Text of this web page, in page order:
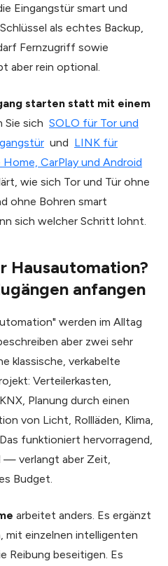
Eingangstür smart und
als echtes Backup,
Fernzugriff sowie
aber rein optional.
starten statt mit einem
Sie sich SOLO für Tor und
und LINK für
CarPlay und Android
wie sich Tor und Tür ohne
ohne Bohren smart
sich welcher Schritt lohnt.
Hausautomation?
anfangen
werden im Alltag
aber zwei sehr
klassische, verkabelte
Verteilerkasten,
Planung durch einen
von Licht, Rollläden, Klima,
funktioniert hervorragend,
— verlangt aber Zeit,
Budget.
arbeitet anders. Es ergänzt
mit einzelnen intelligenten
Reibung beseitigen. Es